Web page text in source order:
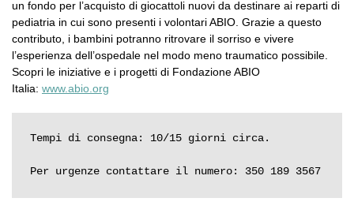
un fondo per l’acquisto di giocattoli nuovi da destinare ai reparti di
pediatria in cui sono presenti i volontari ABIO. Grazie a questo
contributo, i bambini potranno ritrovare il sorriso e vivere
l’esperienza dell’ospedale nel modo meno traumatico possibile.
Scopri le iniziative e i progetti di Fondazione ABIO
Italia: www.abio.org
Tempi di consegna: 10/15 giorni circa.
Per urgenze contattare il numero: 350 189 3567